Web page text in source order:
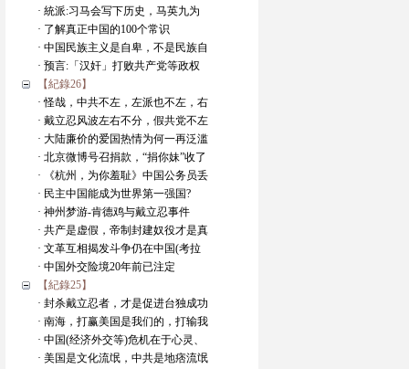
· 統派:习马会写下历史，马英九为
· 了解真正中国的100个常识
· 中国民族主义是自卑，不是民族自
· 预言:「汉奸」打败共产党等政权
【紀錄26】
· 怪哉，中共不左，左派也不左，右
· 戴立忍风波左右不分，假共党不左
· 大陆廉价的爱国热情为何一再泛滥
· 北京微博号召捐款，“捐你妹”收了
· 《杭州，为你羞耻》中国公务员丢
· 民主中国能成为世界第一强国?
· 神州梦游-肯德鸡与戴立忍事件
· 共产是虚假，帝制封建奴役才是真
· 文革互相揭发斗争仍在中国(考拉
· 中国外交险境20年前已注定
【紀錄25】
· 封杀戴立忍者，才是促进台独成功
· 南海，打赢美国是我们的，打输我
· 中国(经济外交等)危机在于心灵、
· 美国是文化流氓，中共是地痞流氓